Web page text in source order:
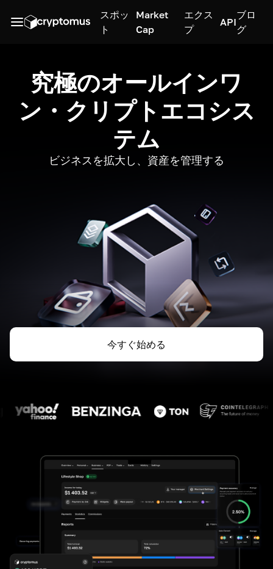
スポッ
ト
Market
Cap
エクス
プ
API
ブロ
グ
究極のオールインワ
ン・クリプトエコシス
テム
ビジネスを拡大し、資産を管理する
今すぐ始める